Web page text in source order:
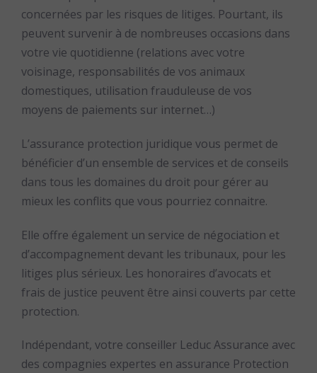
concernées par les risques de litiges. Pourtant, ils
peuvent survenir à de nombreuses occasions dans
votre vie quotidienne (relations avec votre
voisinage, responsabilités de vos animaux
domestiques, utilisation frauduleuse de vos
moyens de paiements sur internet…)
L’assurance protection juridique vous permet de
bénéficier d’un ensemble de services et de conseils
dans tous les domaines du droit pour gérer au
mieux les conflits que vous pourriez connaitre.
Elle offre également un service de négociation et
d’accompagnement devant les tribunaux, pour les
litiges plus sérieux. Les honoraires d’avocats et
frais de justice peuvent être ainsi couverts par cette
protection.
Indépendant, votre conseiller Leduc Assurance avec
des compagnies expertes en assurance Protection